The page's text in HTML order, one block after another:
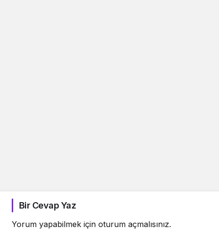
Bir Cevap Yaz
Yorum yapabilmek için oturum açmalısınız.